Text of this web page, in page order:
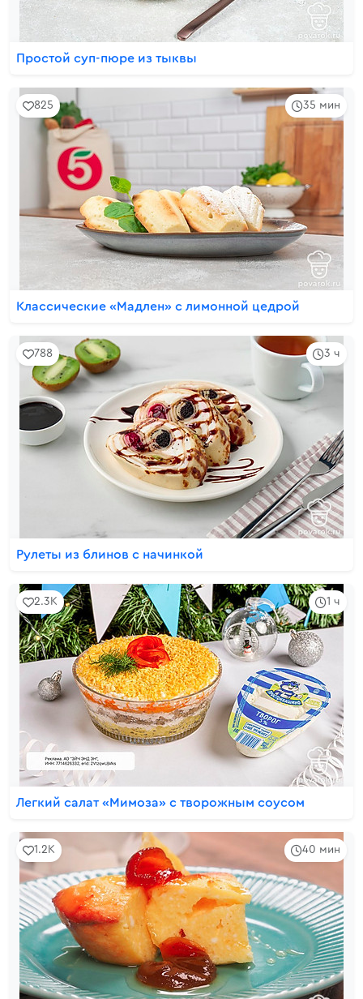
Простой суп-пюре из тыквы
35 мин
825
Классические «Мадлен» с лимонной цедрой
3 ч
788
Рулеты из блинов с начинкой
1 ч
2.3K
Легкий салат «Мимоза» с творожным соусом
40 мин
1.2K